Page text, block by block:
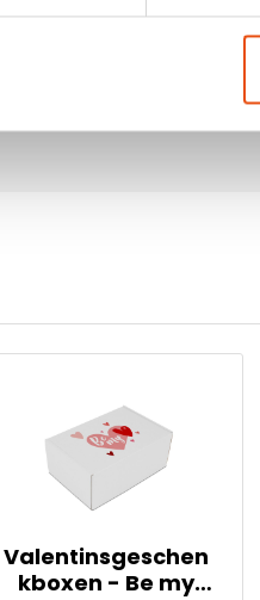
nach
inspirieren
oder ein kostenloses
Valentinsgeschen
kboxen - Be my